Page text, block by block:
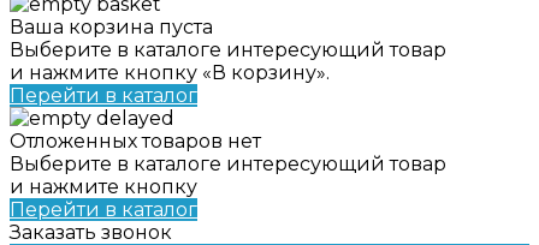
Ваша корзина пуста
Выберите в каталоге интересующий товар
и нажмите кнопку «В корзину».
Перейти в каталог
Отложенных товаров нет
Выберите в каталоге интересующий товар
и нажмите кнопку
Перейти в каталог
Заказать звонок